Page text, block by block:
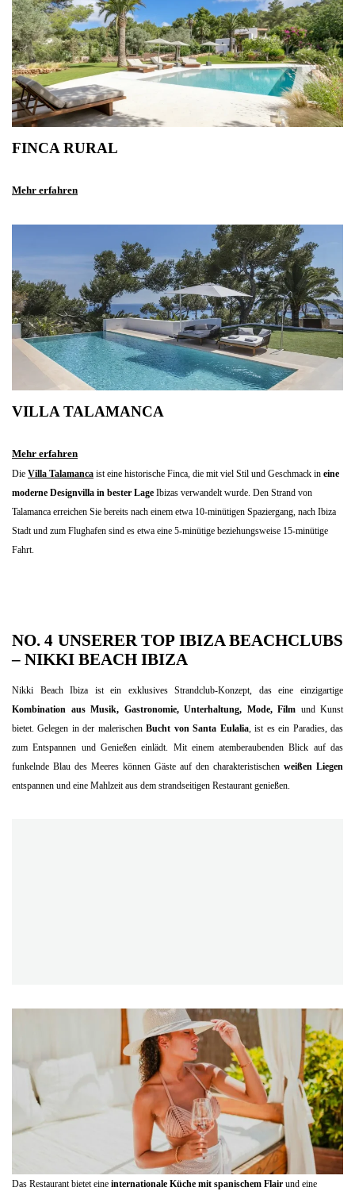
FINCA RURAL
Mehr erfahren
VILLA TALAMANCA
Mehr erfahren
Die Villa Talamanca ist eine historische Finca, die mit viel Stil und Geschmack in eine
moderne Designvilla in bester Lage Ibizas verwandelt wurde. Den Strand von
Talamanca erreichen Sie bereits nach einem etwa 10-minütigen Spaziergang, nach Ibiza
Stadt und zum Flughafen sind es etwa eine 5-minütige beziehungsweise 15-minütige
Fahrt.
NO. 4 UNSERER TOP IBIZA BEACHCLUBS
– NIKKI BEACH IBIZA
Nikki Beach Ibiza ist ein exklusives Strandclub-Konzept, das eine einzigartige
Kombination aus Musik, Gastronomie, Unterhaltung, Mode, Film und Kunst
bietet. Gelegen in der malerischenBucht von Santa Eulalia, ist es ein Paradies, das
zum Entspannen und Genießen einlädt. Mit einem atemberaubenden Blick auf das
funkelnde Blau des Meeres können Gäste auf den charakteristischen weißen Liegen
entspannen und eine Mahlzeit aus dem strandseitigen Restaurant genießen.
Das Restaurant bietet eine internationale Küche mit spanischem Flair und eine